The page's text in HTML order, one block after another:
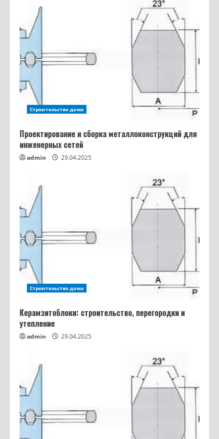
Строительство дома
Проектирование и сборка металлоконструкций для
инженерных сетей
admin 29.04.2025
Строительство дома
Керамзитоблоки: строительство, перегородки и
утепление
admin 29.04.2025
Из чего строят дома: кирпич,
материалов и цен
Как собрать сифон для ванны:
конусная прокладка, уклон гофры и 7
ошибок которые топят соседей
Фанера: какая толщина бывает — от
3 мм до 40 мм, допуски ГОСТ и выбор